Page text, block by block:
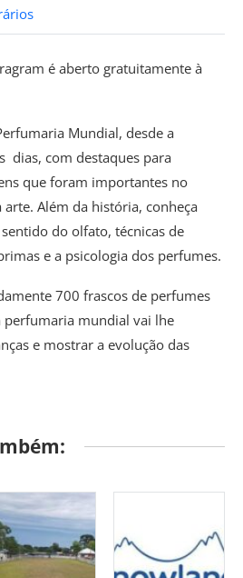
é aberto gratuitamente à
Mundial, desde a
dias, com destaques para
que foram importantes no
Além da história, conheça
do olfato, técnicas de
e a psicologia dos perfumes.
700 frascos de perfumes
perfumaria mundial vai lhe
e mostrar a evolução das